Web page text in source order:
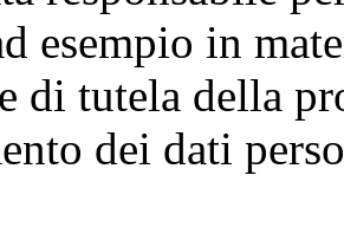
esempio in
di tutela della
dei dati